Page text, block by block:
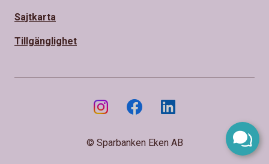
Sajtkarta
Tillgänglighet
© Sparbanken Eken AB